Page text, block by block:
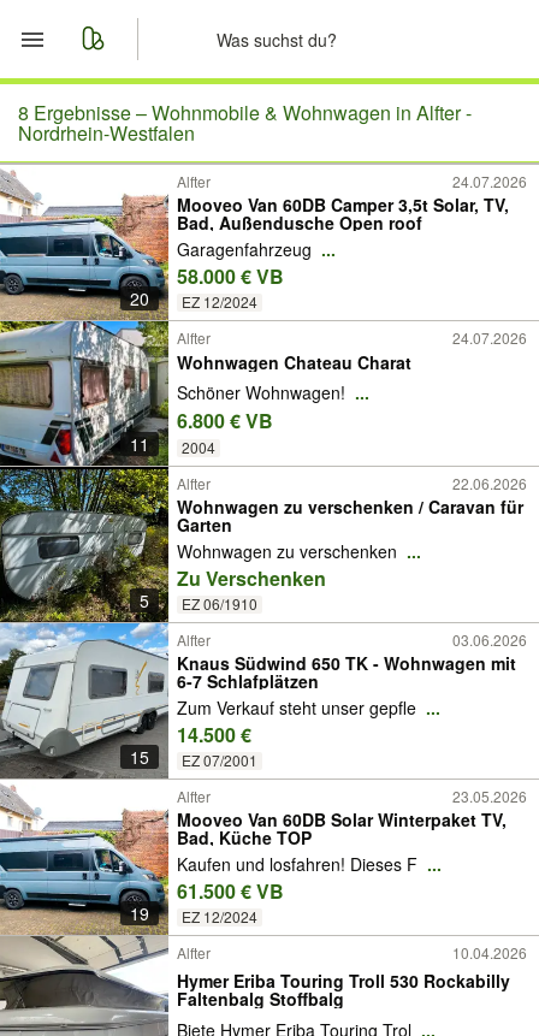
Start
Merkliste
Nachrichten
Anzeige aufgeben
8 Ergebnisse –Wohnmobile & Wohnwagen in Alfter -
Nordrhein-Westfalen
20
Alfter 24.07.2026
Mooveo Van 60DB Camper 3,5t Solar, TV,
Bad, Außendusche Open roof
Garagenfahrzeug ...
58.000 € VB
EZ 12/2024
11
Alfter 24.07.2026
Wohnwagen Chateau Charat
Schöner Wohnwagen! ...
6.800 € VB
2004
5
Alfter 22.06.2026
Wohnwagen zu verschenken / Caravan für
Garten
Wohnwagen zu verschenken ...
Zu Verschenken
EZ 06/1910
15
Alfter 03.06.2026
Knaus Südwind 650 TK - Wohnwagen mit
6-7 Schlafplätzen
Zum Verkauf steht unser gepfle ...
14.500 €
EZ 07/2001
19
Alfter 23.05.2026
Mooveo Van 60DB Solar Winterpaket TV,
Bad, Küche TOP
Kaufen und losfahren! Dieses F ...
61.500 € VB
EZ 12/2024
Alfter 10.04.2026
Hymer Eriba Touring Troll 530 Rockabilly
Faltenbalg Stoffbalg
Biete Hymer Eriba Touring Trol ...